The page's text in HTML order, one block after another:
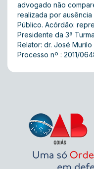
advogado não
realizada por
Público. Acórdão:
Presidente da 3ª
Relator: dr. José
Processo nº : 2011/